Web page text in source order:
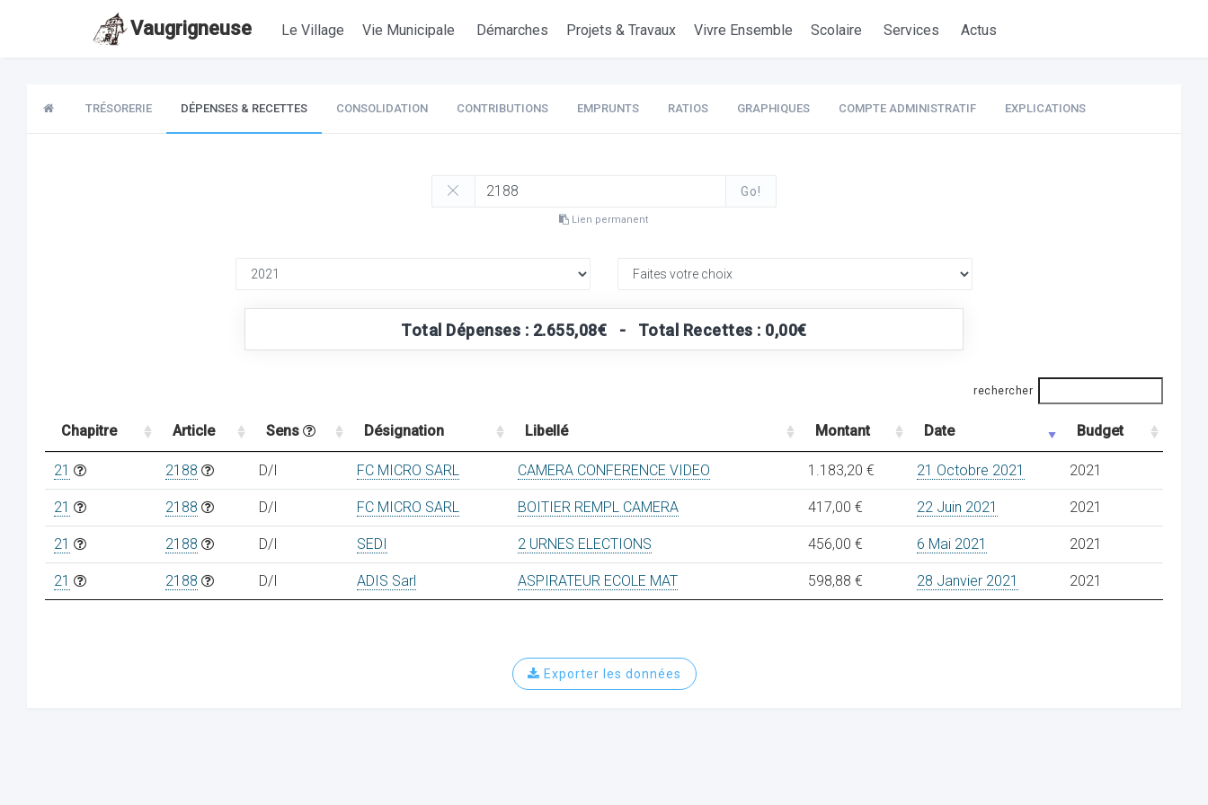
Vaugrigneuse Le Village Vie Municipale Démarches Projets & Travaux Vivre Ensemble Scolaire Services Actus
TRÉSORERIE DÉPENSES & RECETTES CONSOLIDATION CONTRIBUTIONS EMPRUNTS RATIOS GRAPHIQUES COMPTE ADMINISTRATIF EXPLICATIONS
Go!
Lien permanent
Total Dépenses : 2.655,08€ - Total Recettes : 0,00€
rechercher
Chapitre Article Sens Désignation Libellé Montant Date Budget
21 2188 D/I FC MICRO SARL CAMERA CONFERENCE VIDEO 1.183,20 € 21 Octobre 2021 2021
21 2188 D/I FC MICRO SARL BOITIER REMPL CAMERA 417,00 € 22 Juin 2021 2021
21 2188 D/I SEDI 2 URNES ELECTIONS 456,00 € 6 Mai 2021 2021
21 2188 D/I ADIS Sarl ASPIRATEUR ECOLE MAT 598,88 € 28 Janvier 2021 2021
Exporter les données